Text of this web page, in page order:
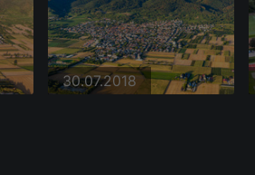
30.07.2018